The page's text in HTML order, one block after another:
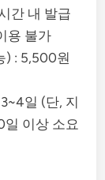
간 내 발급
용 불가
) : 5,500원
일 (단, 지
일 이상 소요